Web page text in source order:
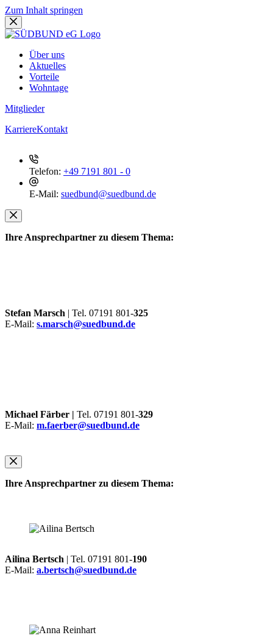
Zum Inhalt springen
Über uns
Aktuelles
Vorteile
Wohntage
Mitglieder
KarriereKontakt
Telefon: +49 7191 801 - 0
E-Mail: suedbund@suedbund.de
Ihre Ansprechpartner zu diesem Thema:
Stefan Marsch | Tel. 07191 801-325
E-Mail: s.marsch@suedbund.de
Michael Färber | Tel. 07191 801-329
E-Mail: m.faerber@suedbund.de
Ihre Ansprechpartner zu diesem Thema:
Ailina Bertsch | Tel. 07191 801-190
E-Mail: a.bertsch@suedbund.de